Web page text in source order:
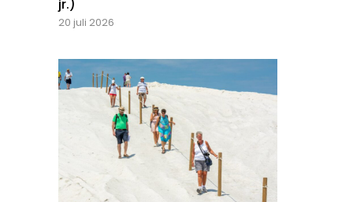
jr.)
20 juli 2026